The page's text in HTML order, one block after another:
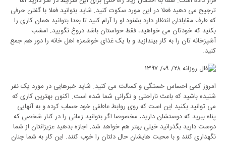
ترجیح می دهید فعلا در این مورد سکوت کنید. شاید بتوانید فعلا با گفتن حرفی
که طرف مقابلتان انتظار دارد بشنود او را آرام کنید تا بعدا بتوانید همان کاری را
بکنید که خودتان می خواهید، فقط حواستان باشد دروغ نگویید. امشب
آشپزخانه تان را به کار بیندازید و با یک غذای خوشمزه اهل خانه را دور هم جمع
کنید.
امروز کمی احساس خستگی و کسالت می کنید. شاید خبرهایی در مورد یک نفر
شنیده باشید که باعث ناراحتی و نگرانی شما شده است. اکنون بهترین کاری که
می توانید بکنید این است که روی روابط عاطفی خود حساب کرده و به آنهایی
پناه ببرید که دوستشان دارید، مخصوصا اگر بتوانید زمانی را در کنار شخصی که
دوست دارید بگذرانید خیلی بهتر هم خواهد شد. اجازه بدهید عزیزانتان از شما
نگهداری کنند و با محبت هایشان حال دلتان را خوب کنند. این کار به شما چنان